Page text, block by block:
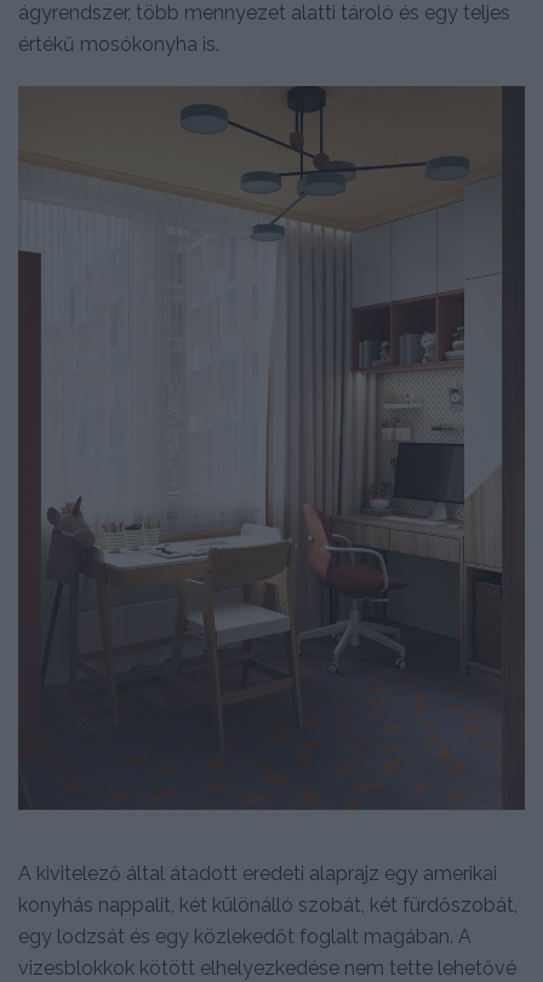
ágyrendszer, több mennyezet alatti tároló és egy teljes
értékű mosókonyha is.
A kivitelező által átadott eredeti alaprajz egy amerikai
konyhás nappalit, két különálló szobát, két fürdőszobát,
egy lodzsát és egy közlekedőt foglalt magában. A
vizesblokkok kötött elhelyezkedése nem tette lehetővé